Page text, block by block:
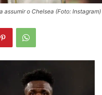
assumir o Chelsea (Foto: Instagram)